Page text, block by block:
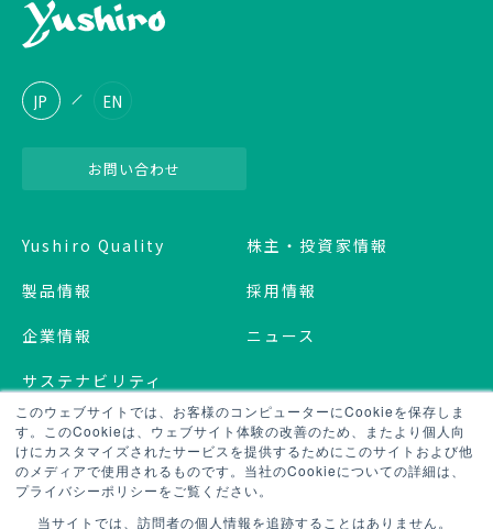
このウェブサイトでは、お客様のコンピューターにCookieを保存しま
す。このCookieは、ウェブサイト体験の改善のため、またより個人向
けにカスタマイズされたサービスを提供するためにこのサイトおよび他
のメディアで使用されるものです。当社のCookieについての詳細は、
プライバシーポリシーをご覧ください。
当サイトでは、訪問者の個人情報を追跡することはありません。
JP EN
お問い合わせ
Yushiro Quality
製品情報
企業情報
サステナビリティ
株主・投資家情報
採用情報
ニュース
プライバシーポリシー